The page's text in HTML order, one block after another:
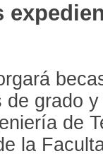
grado
de
la